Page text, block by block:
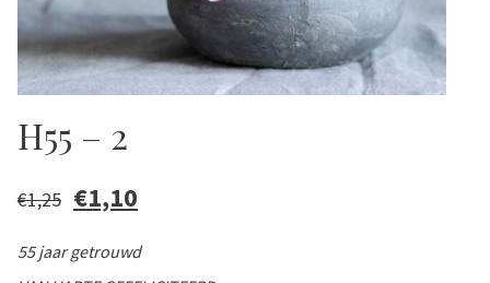
H55 – 2
€1,25 Oorspronkelijke
prijs
€1,25.
€1,10prijs
€1,10.
55 jaar getrouwd